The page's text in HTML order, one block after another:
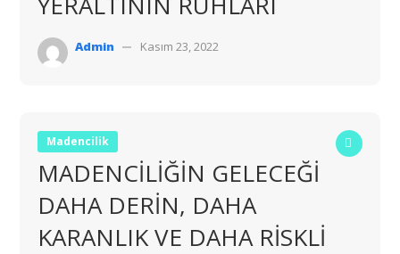
Admin Kasım 23, 2022
Madencilik
MADENCİLİĞİN GELECEĞİ
DAHA DERİN, DAHA
KARANLIK VE DAHA RİSKLİ